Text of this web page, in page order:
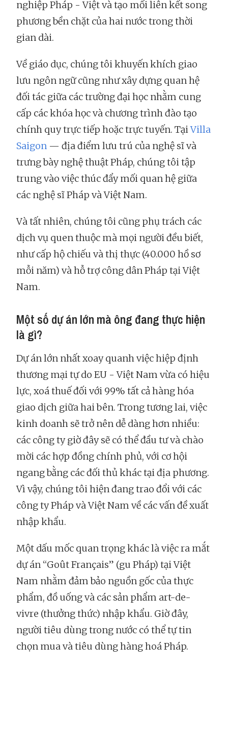
nghiệp Pháp - Việt và tạo mối liên kết song
phương bền chặt của hai nước trong thời
gian dài.
Về giáo dục, chúng tôi khuyến khích giao
lưu ngôn ngữ cũng như xây dựng quan hệ
đối tác giữa các trường đại học nhằm cung
cấp các khóa học và chương trình đào tạo
chính quy trực tiếp hoặc trực tuyến. TạiVilla
Saigon — địa điểm lưu trú của nghệ sĩ và
trưng bày nghệ thuật Pháp, chúng tôi tập
trung vào việc thúc đẩy mối quan hệ giữa
các nghệ sĩ Pháp và Việt Nam.
Và tất nhiên, chúng tôi cũng phụ trách các
dịch vụ quen thuộc mà mọi người đều biết,
như cấp hộ chiếu và thị thực (40.000 hồ sơ
mỗi năm) và hỗ trợ công dân Pháp tại Việt
Nam.
Một số dự án lớn mà ông đang thực hiện
là gì?
Dự án lớn nhất xoay quanh việc hiệp định
thương mại tự do EU - Việt Nam vừa có hiệu
lực, xoá thuế đối với 99% tất cả hàng hóa
giao dịch giữa hai bên. Trong tương lai, việc
kinh doanh sẽ trở nên dễ dàng hơn nhiều:
các công ty giờ đây sẽ có thể đầu tư và chào
mời các hợp đồng chính phủ, với cơ hội
ngang bằng các đối thủ khác tại địa phương.
Vì vậy, chúng tôi hiện đang trao đổi với các
công ty Pháp và Việt Nam về các vấn đề xuất
nhập khẩu.
Một dấu mốc quan trọng khác là việc ra mắt
dự án “Goût Français” (gu Pháp) tại Việt
Nam nhằm đảm bảo nguồn gốc của thực
phẩm, đồ uống và các sản phẩm art-de-
vivre (thưởng thức) nhập khẩu. Giờ đây,
người tiêu dùng trong nước có thể tự tin
chọn mua và tiêu dùng hàng hoá Pháp.